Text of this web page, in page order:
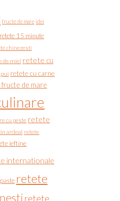
fructe de mare idei
retete 15 minute
chinezesti
de miel retete cu
retete cu carne
de mare
cu peste retete
ardeal retete
ieftine
internationale
retete
retete